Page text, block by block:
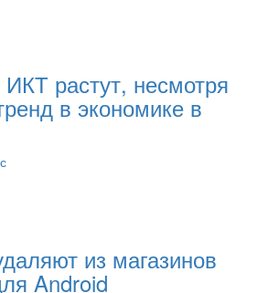
растут, несмотря
в экономике в
из магазинов
Android